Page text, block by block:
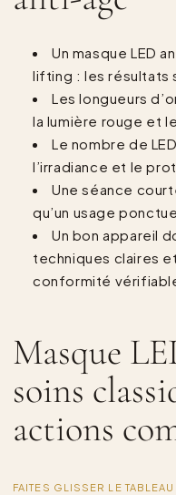
Un masque LED
lifting : les résultats
Les longueurs
la lumière rouge et
Le nombre de
l’irradiance et le
Une séance
qu’un usage
Un bon appareil
techniques claires
conformité
Masque
soins
actions
FAITES GLISSER LE